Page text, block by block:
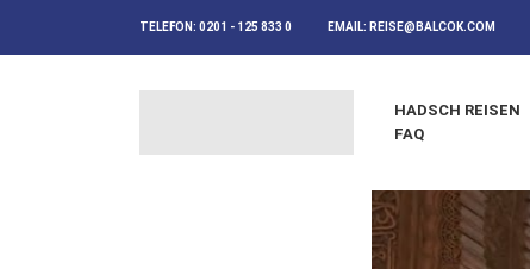
TELEFON: 0201 - 125 833 0 EMAIL: REISE@BALCOK.COM
HADSCH REISEN
FAQ